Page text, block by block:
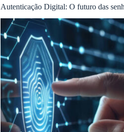
Autenticação Digital: O futuro das